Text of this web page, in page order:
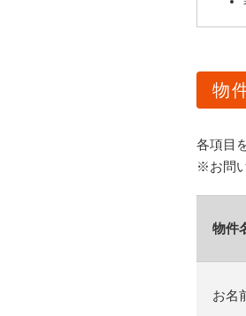
物
各項目
※お問
物件
お名